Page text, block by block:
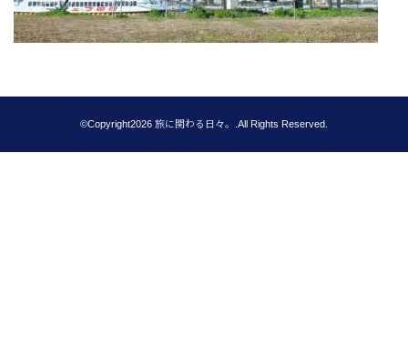
©Copyright2026 旅に関わる日々。 .All Rights Reserved.